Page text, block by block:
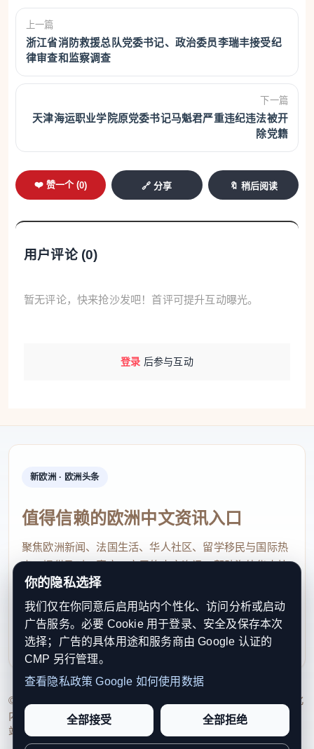
块，前期商业布局快速扩张，个人事业在短时间内迎
来快速发展。据媒体此前报道，其名下注册公司多达
19家，涉及地产、旅游、电力等多个行业。
依托早期积累的人脉与产业资源，刘忍逐步打造正面
个人身份，创办柬埔寨安徽商会并出任会长。此后多
年，他一直以正规商会负责人、活跃侨商的公众形象
示人，依靠商会圈层拓宽人脉，并做慈善公益事业，
资助柬埔寨贫困学子到中国交流访学、向养老院捐献
慰问物资等，以此塑造正面口碑。
忍此前在各侨团活动上偶有接触，并未察觉任何异
途径牟取暴利后，抽取少量资金参与慈善公益活动，
刘忍在柬埔寨当地华文媒体上发布“”严正声明”，逐条
务，并痛斥“买卖人口、参与绑架、杀人买卖军火”等
说法是“丧心病狂的造谣”。他当时承诺“绝不从事违法
犯罪行为”。
根据通报，光鲜的侨商身份之下，刘忍早已深度卷入
特大跨境犯罪活动。2016年，在主犯陈志的统一指挥
下，刘忍参与创立柬埔寨金贝集团，运营多款网络赌
博平台，长期面向中国境内民众大肆招赌、吸赌，非
法攫取巨额资金。
上一篇
浙江省消防救援总队党委书记、政治委员李瑞丰接受纪
律审查和监察调查
下一篇
天津海运职业学院原党委书记马魁君严重违纪违法被开
除党籍
❤️ 赞一个 (0) 🔗 分享 🔖 稍后阅读
用户评论 (0)
暂无评论，快来抢沙发吧！首评可提升互动曝光。
登录 后参与互动
新欧洲 · 欧洲头条
值得信赖的欧洲中文资讯入口
聚焦欧洲新闻、法国生活、华人社区、留学移民与国际热
点，提供及时、真实、实用的中文资讯，帮助海外华人快
速了解欧洲动态。
contact@xinouzhou.com
服务支持、版权与合作：工作日优先处理站务、投稿与权
利通知
© 2026 新欧洲·欧洲头条. All Rights Reserved. 本网站持续优化
内容透明度、联系方式与用户权利说明，以提升品牌信任感和
站点完整度。
你的隐私选择
我们仅在你同意后启用站内个性化、访问分析或启动
广告服务。必要 Cookie 用于登录、安全及保存本次
选择；广告的具体用途和服务商由 Google 认证的
CMP 另行管理。
查看隐私政策 Google 如何使用数据
全部接受 全部拒绝